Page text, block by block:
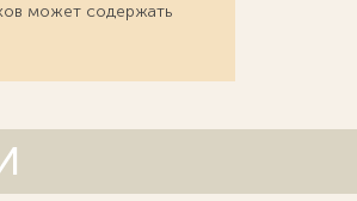
может содержать